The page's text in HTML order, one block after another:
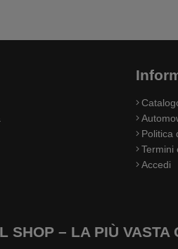
Politica
Termini
Accedi
SHOP – LA PIÙ